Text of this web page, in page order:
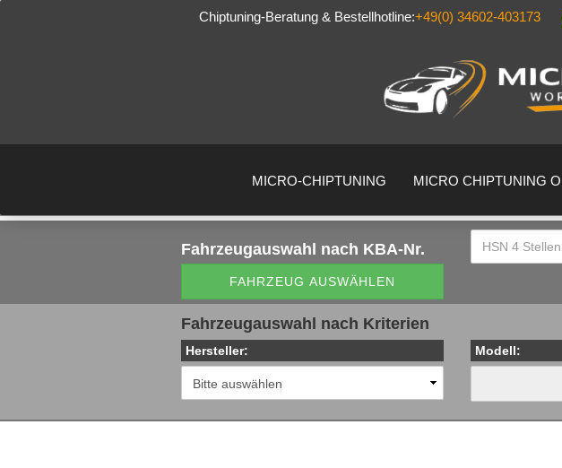
Chiptuning-Beratung & Bestellhotline:+49(0) 34602-403173
MICRO-CHIPTUNING MICRO CHIPTUNING
Fahrzeugauswahl nach KBA-Nr.
FAHRZEUG AUSWÄHLEN
Fahrzeugauswahl nach Kriterien
Hersteller: Modell: